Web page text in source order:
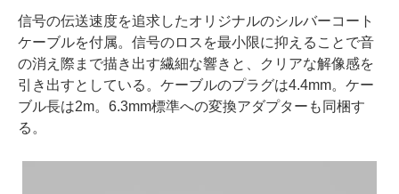
信号の伝送速度を追求したオリジナルのシルバーコート
ケーブルを付属。信号のロスを最小限に抑えることで音
の消え際まで描き出す繊細な響きと、クリアな解像感を
引き出すとしている。ケーブルのプラグは4.4mm。ケー
ブル長は2m。6.3mm標準への変換アダプターも同梱す
る。